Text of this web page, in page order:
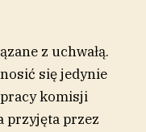
z uchwałą.
się jedynie
komisji
przyjęta przez